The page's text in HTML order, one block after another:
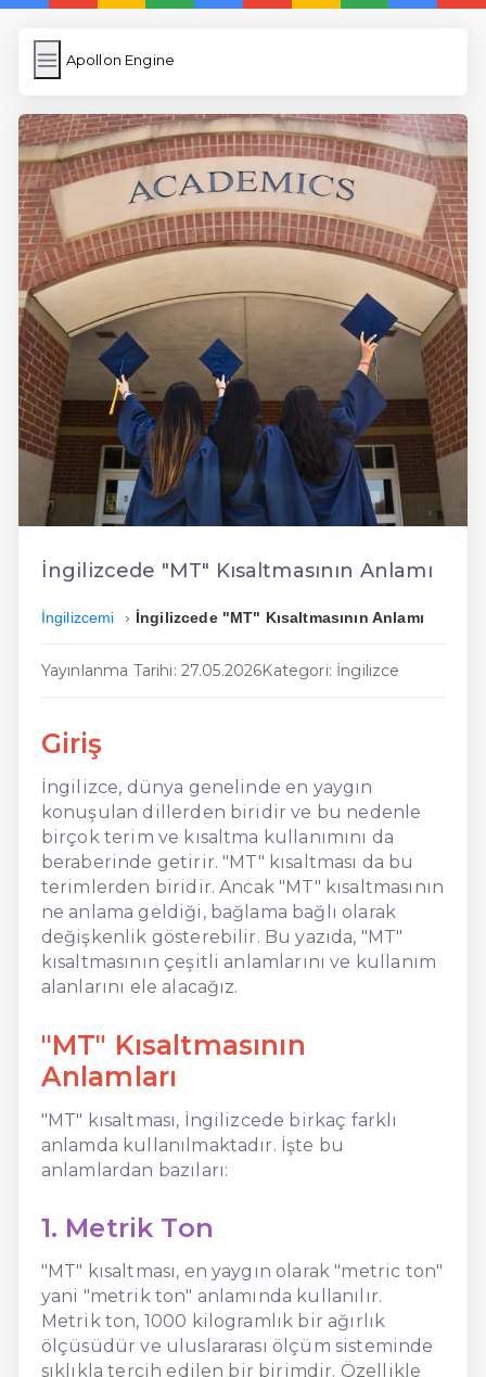
Apollon Engine
Apollon Engine
Resim Yükle
Wordpress Cache
Anasayfa
İngilizce Uygulamaları
5 Günde İngilizce
İngilizce
Dil Eğitimi
En Hızlı İngilizce
En Kolay İngilizce
En Ucuz İngilizce
En Uygun İngilizce
İngilizcede "MT" Kısaltmasının Anlamı
İngilizcemi İngilizcede "MT" Kısaltmasının Anlamı
Yayınlanma Tarihi: 27.05.2026Kategori: İngilizce
Giriş
İngilizce, dünya genelinde en yaygın
konuşulan dillerden biridir ve bu nedenle
birçok terim ve kısaltma kullanımını da
beraberinde getirir. "MT" kısaltması da bu
terimlerden biridir. Ancak "MT" kısaltmasının
ne anlama geldiği, bağlama bağlı olarak
değişkenlik gösterebilir. Bu yazıda, "MT"
kısaltmasının çeşitli anlamlarını ve kullanım
alanlarını ele alacağız.
"MT" Kısaltmasının
Anlamları
"MT" kısaltması, İngilizcede birkaç farklı
anlamda kullanılmaktadır. İşte bu
anlamlardan bazıları:
1. Metrik Ton
"MT" kısaltması, en yaygın olarak "metric ton"
yani "metrik ton" anlamında kullanılır.
Metrik ton, 1000 kilogramlık bir ağırlık
ölçüsüdür ve uluslararası ölçüm sisteminde
sıklıkla tercih edilen bir birimdir. Özellikle